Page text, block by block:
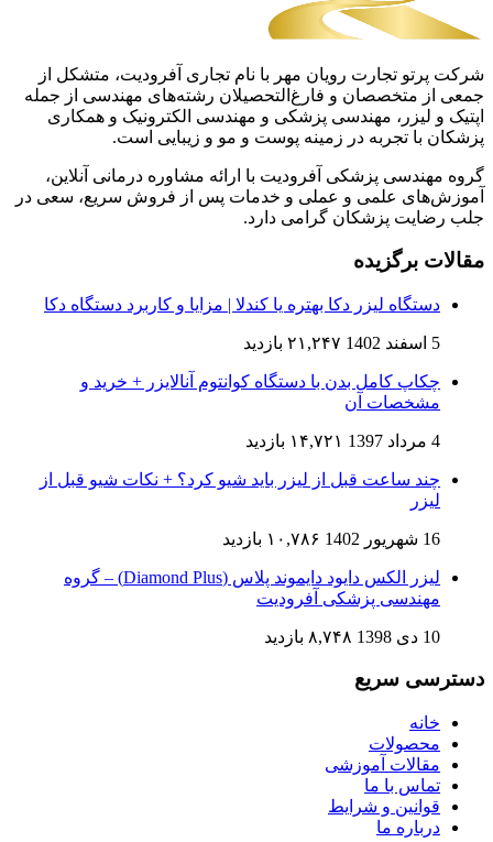
شرکت پرتو تجارت رویان مهر با نام تجاری آفرودیت، متشکل از
جمعی از متخصصان و فارغ‌التحصیلان رشته‌های مهندسی از جمله
اپتیک و لیزر، مهندسی پزشکی و مهندسی الکترونیک و همکاری
پزشکان با تجربه در زمینه پوست و مو و زیبایی است.
گروه مهندسی پزشکی آفرودیت با ارائه مشاوره درمانی آنلاین،
آموزش‌های علمی و عملی و خدمات پس از فروش سریع، سعی در
جلب رضایت پزشکان گرامی دارد.
مقالات برگزیده
دستگاه لیزر دکا بهتره یا کندلا | مزایا و کاربرد دستگاه دکا
5 اسفند 1402 ۲۱,۲۴۷ بازدید
چکاپ کامل بدن با دستگاه کوانتوم آنالایزر + خرید و
مشخصات آن
4 مرداد 1397 ۱۴,۷۲۱ بازدید
چند ساعت قبل از لیزر باید شیو کرد؟ + نکات شیو قبل از
لیزر
16 شهریور 1402 ۱۰,۷۸۶ بازدید
لیزر الکس دایود دایموند پلاس (Diamond Plus) – گروه
مهندسی پزشکی آفرودیت
10 دی 1398 ۸,۷۴۸ بازدید
دسترسی سریع
خانه
محصولات
مقالات آموزشی
تماس با ما
قوانین و شرایط
درباره ما